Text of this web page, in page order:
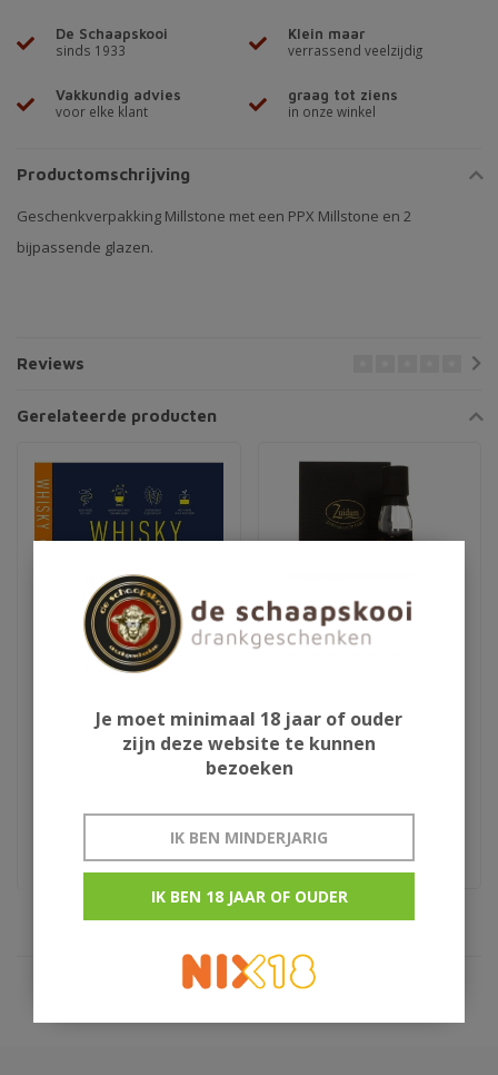
De Schaapskooi
sinds 1933
Klein maar
verrassend veelzijdig
Vakkundig advies
voor elke klant
graag tot ziens
in onze winkel
Productomschrijving
Geschenkverpakking Millstone met een PPX Millstone en 2
bijpassende glazen.
Reviews
Gerelateerde producten
leren proeven
2005
Special nr.7
Je moet minimaal 18 jaar of ouder
zijn deze website te kunnen
bezoeken
IK BEN MINDERJARIG
IK BEN 18 JAAR OF OUDER